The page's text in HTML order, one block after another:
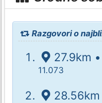
Razgovori o
27.9km •
11.073
28.56km